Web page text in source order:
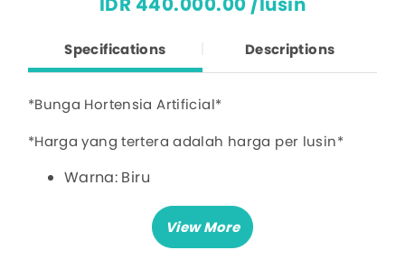
Specifications Descriptions
*Bunga Hortensia Artificial*
*Harga yang tertera adalah harga per lusin*
Warna: Biru
Panjang Tangkai: 40 cm